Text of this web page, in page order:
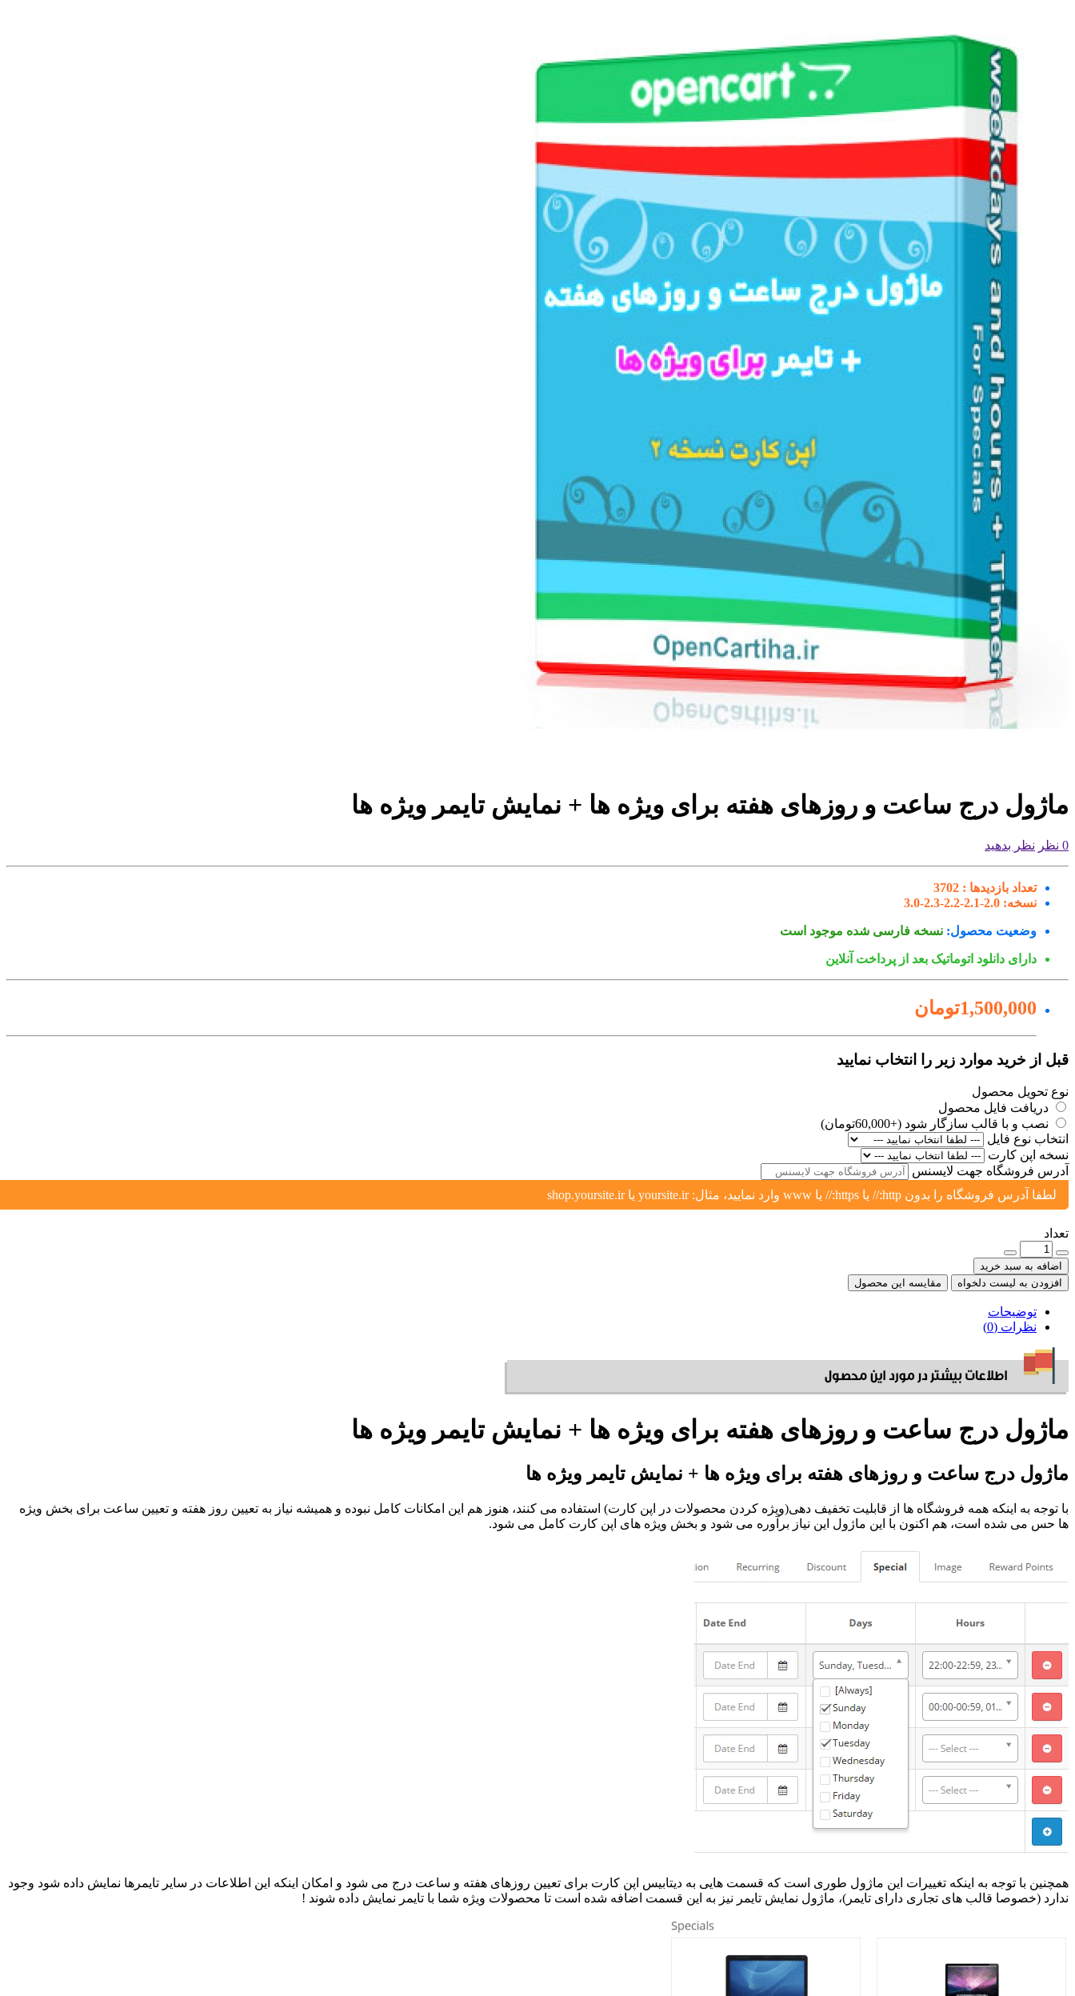
ماژول درج ساعت و روزهای هفته برای ویژه ها + نمایش تایمر ویژه ها
0 نظر نظر بدهید
تعداد بازدیدها : 3702
نسخه: 2.0-2.1-2.2-2.3-3.0
وضعیت محصول: نسخه فارسی شده موجود است
دارای دانلود اتوماتیک بعد از پرداخت آنلاین
1,500,000تومان
قبل از خرید موارد زیر را انتخاب نمایید
نوع تحویل محصول
دریافت فایل محصول
نصب و با قالب سازگار شود (+60,000تومان)
انتخاب نوع فایل
نسخه اپن کارت
آدرس فروشگاه جهت لایسنس
لطفا آدرس فروشگاه را بدون http:// یا https:// یا www وارد نمایید، مثال: yoursite.ir یا shop.yoursite.ir
تعداد
اضافه به سبد خرید
افزودن به لیست دلخواه
مقایسه این محصول
توضیحات
نظرات (0)
ماژول درج ساعت و روزهای هفته برای ویژه ها + نمایش تایمر ویژه ها
ماژول درج ساعت و روزهای هفته برای ویژه ها + نمایش تایمر ویژه ها
با توجه به اینکه همه فروشگاه ها از قابلیت تخفیف دهی(ویژه کردن محصولات در اپن کارت) استفاده می کنند، هنوز هم این امکانات کامل نبوده و همیشه نیاز به تعیین روز هفته و تعیین ساعت برای بخش ویژه
ها حس می شده است، هم اکنون با این ماژول این نیاز برآوره می شود و بخش ویژه های اپن کارت کامل می شود.
همچنین با توجه به اینکه تغییرات این ماژول طوری است که قسمت هایی به دیتابیس اپن کارت برای تعیین روزهای هفته و ساعت درج می شود و امکان اینکه این اطلاعات در سایر تایمرها نمایش داده شود وجود
ندارد (خصوصا قالب های تجاری دارای تایمر)، ماژول نمایش تایمر نیز به این قسمت اضافه شده است تا محصولات ویژه شما با تایمر نمایش داده شوند !